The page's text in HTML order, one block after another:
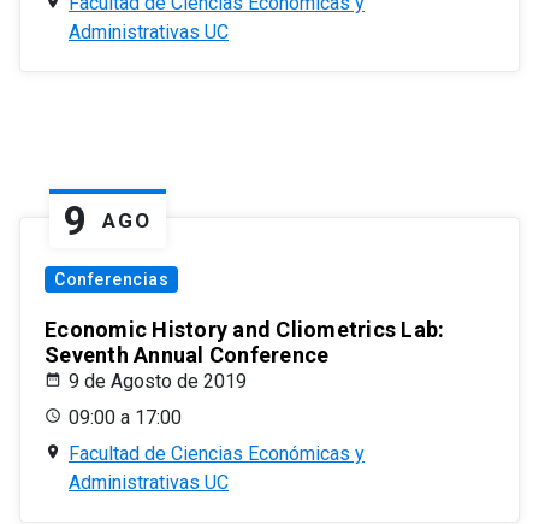
Administrativas UC
9 AGO
Conferencias
Economic History and Cliometrics Lab:
Seventh Annual Conference
9 de Agosto de 2019
09:00 a 17:00
Facultad de Ciencias Económicas y
Administrativas UC